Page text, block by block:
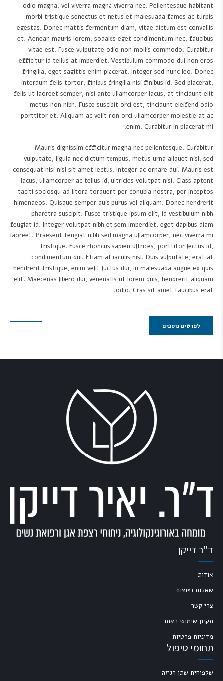
odio magna, vel viverra magna viverra nec. Pellentesque habitant
morbi tristique senectus et netus et malesuada fames ac turpis
egestas. Donec mattis fermentum diam, vitae dictum est convallis
et. Aenean mauris lorem, sodales eget condimentum nec, faucibus
vitae est. Fusce vulputate odio non mollis commodo. Curabitur
efficitur id tellus at imperdiet. Vestibulum commodo dui non eros
fringilla, eget sagittis enim placerat. Integer sed nunc leo. Donec
interdum felis tortor, finibus fringilla nisi finibus id. Sed placerat,
felis ut laoreet semper, nisi ante ullamcorper lacus, at tincidunt elit
metus non nibh. Fusce suscipit orci est, tincidunt eleifend odio
porttitor et. Aliquam ac velit non orci ullamcorper molestie at ac
enim. Curabitur in placerat mi.
Mauris dignissim efficitur magna nec pellentesque. Curabitur
vulputate, ligula nec dictum tempus, metus urna aliquet nisl, sed
consequat nisi nisl sit amet lectus. Integer ac ornare dui. Mauris est
lacus, ullamcorper ac tellus id, ultricies volutpat nisi. Class aptent
taciti sociosqu ad litora torquent per conubia nostra, per inceptos
himenaeos. Quisque semper quis purus vel aliquam. Donec hendrerit
pharetra suscipit. Fusce tristique ipsum elit, id vestibulum nibh
feugiat id. Integer volutpat nibh et sem imperdiet, eget dapibus diam
laoreet. Praesent feugiat nibh sed magna ullamcorper, nec viverra mi
tristique. Fusce rhoncus sapien ultrices, porttitor lectus id,
condimentum dui. Etiam at iaculis nisl. Duis vulputate, erat at
hendrerit tristique, enim velit luctus dui, in malesuada augue ex quis
elit. Maecenas libero dui, venenatis ut lorem quis, hendrerit aliquam
odio. Cras sit amet faucibus erat.
לפרטים נוספים
ד"ר דייקן
אודות
שאלות נפוצות
צרי קשר
תקנון שימוש באתר
מדיניות פרטיות
תחומי טיפול
שלפוחית שתן רגיזה